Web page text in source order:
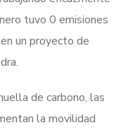
tuvo 0 emisiones
un proyecto de
de carbono, las
la movilidad